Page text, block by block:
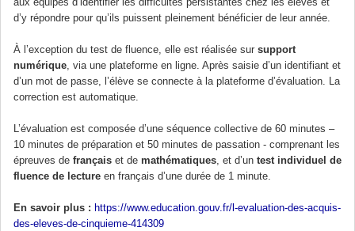
d’y répondre pour qu’ils puissent pleinement bénéficier de leur année.
À l’exception du test de fluence, elle est réalisée sur support
numérique, via une plateforme en ligne. Après saisie d’un identifiant et
d’un mot de passe, l’élève se connecte à la plateforme d’évaluation. La
correction est automatique.
L’évaluation est composée d’une séquence collective de 60 minutes –
10 minutes de préparation et 50 minutes de passation - comprenant les
épreuves de français et de mathématiques, et d’un test individuel de
fluence de lecture en français d’une durée de 1 minute.
En savoir plus : https://www.education.gouv.fr/l-evaluation-des-acquis-
des-eleves-de-cinquieme-414309